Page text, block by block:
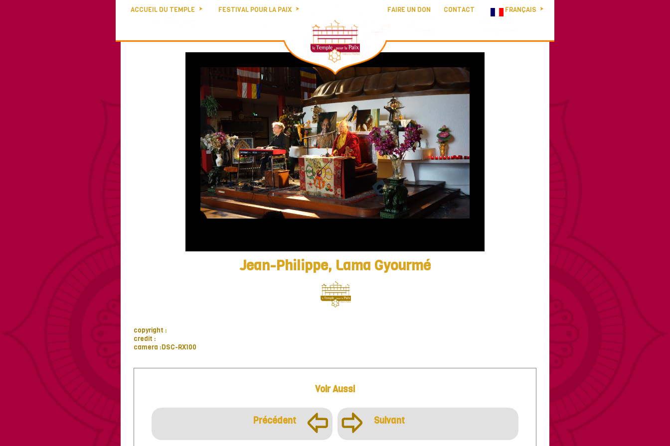
ACCUEIL DU TEMPLE FESTIVAL POUR LA PAIX FAIRE UN DON CONTACT FRANÇAIS
Jean-Philippe, Lama Gyourmé
copyright :
credit :
camera :DSC-RX100
Voir Aussi
Précédent þÿ Suivant